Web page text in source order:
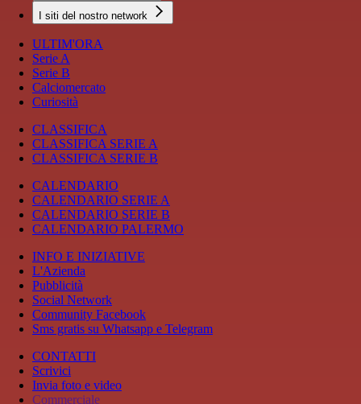
I siti del nostro network
ULTIM'ORA
Serie A
Serie B
Calciomercato
Curiosità
CLASSIFICA
CLASSIFICA SERIE A
CLASSIFICA SERIE B
CALENDARIO
CALENDARIO SERIE A
CALENDARIO SERIE B
CALENDARIO PALERMO
INFO E INIZIATIVE
L'Azienda
Pubblicità
Social Network
Community Facebook
Sms gratis su Whatsapp e Telegram
CONTATTI
Scrivici
Invia foto e video
Commerciale